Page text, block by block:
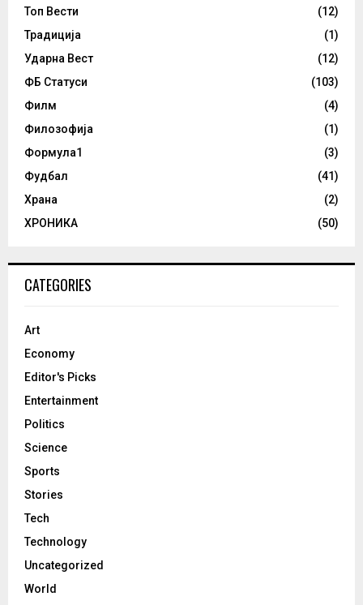
Топ Вести
(12)
Традиција
(1)
Ударна Вест
(12)
ФБ Статуси
(103)
Филм
(4)
Филозофија
(1)
Формула1
(3)
Фудбал
(41)
Храна
(2)
ХРОНИКА
(50)
CATEGORIES
Art
Economy
Editor's Picks
Entertainment
Politics
Science
Sports
Stories
Tech
Technology
Uncategorized
World